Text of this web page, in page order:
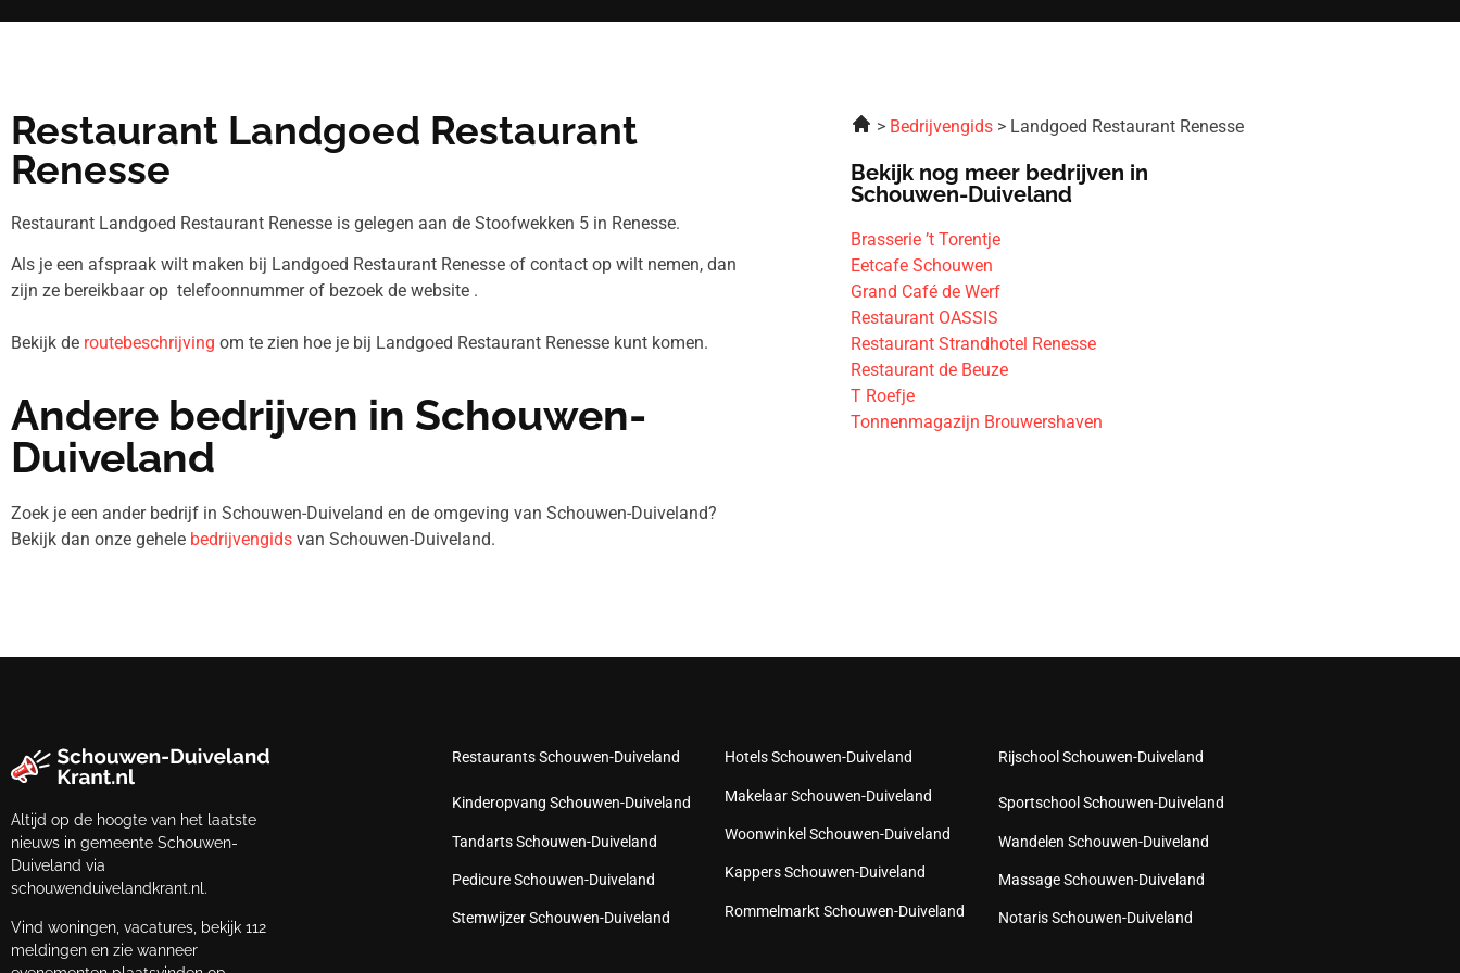
Restaurant Landgoed Restaurant
Renesse
Restaurant Landgoed Restaurant Renesse is gelegen aan de Stoofwekken 5 in Renesse.
Als je een afspraak wilt maken bij Landgoed Restaurant Renesse of contact op wilt nemen, dan
zijn ze bereikbaar op telefoonnummerof bezoek de website .
Bekijk de routebeschrijving om te zien hoe je bij Landgoed Restaurant Renesse kunt komen.
Andere bedrijven in Schouwen-
Duiveland
Zoek je een ander bedrijf in Schouwen-Duiveland en de omgeving van Schouwen-Duiveland?
Bekijk dan onze gehele bedrijvengids van Schouwen-Duiveland.
Bedrijvengids Landgoed Restaurant Renesse
Bekijk nog meer bedrijven in
Schouwen-Duiveland
Brasserie ’t Torentje
Eetcafe Schouwen
Grand Café de Werf
Restaurant OASSIS
Restaurant Strandhotel Renesse
Restaurant de Beuze
T Roefje
Tonnenmagazijn Brouwershaven
Altijd op de hoogte van het laatste
nieuws in gemeente Schouwen-
Duiveland via
schouwenduivelandkrant.nl.
Vind woningen, vacatures, bekijk 112
meldingen en zie wanneer
Restaurants Schouwen-Duiveland
Kinderopvang Schouwen-Duiveland
Tandarts Schouwen-Duiveland
Pedicure Schouwen-Duiveland
Stemwijzer Schouwen-Duiveland
Hotels Schouwen-Duiveland
Makelaar Schouwen-Duiveland
Woonwinkel Schouwen-Duiveland
Kappers Schouwen-Duiveland
Rommelmarkt Schouwen-Duiveland
Rijschool Schouwen-Duiveland
Sportschool Schouwen-Duiveland
Wandelen Schouwen-Duiveland
Massage Schouwen-Duiveland
Notaris Schouwen-Duiveland